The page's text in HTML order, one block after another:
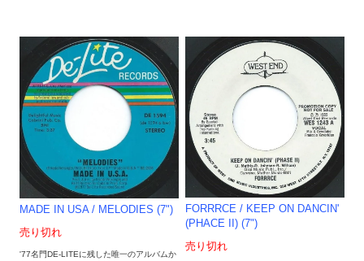
MADE IN USA / MELODIES (7")
売り切れ
'77名門DE-LITEに残した唯一のアルバムか
FORRRCE / KEEP ON DANCIN'
(PHACE II) (7")
売り切れ